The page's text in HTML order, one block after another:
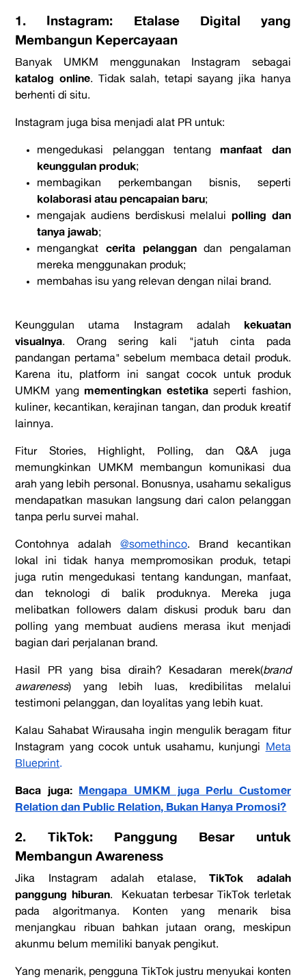
1. Instagram: Etalase Digital yang
Membangun Kepercayaan
Banyak UMKM menggunakan Instagram sebagai
katalog online. Tidak salah, tetapi sayang jika hanya
berhenti di situ.
Instagram juga bisa menjadi alat PR untuk:
mengedukasi pelanggan tentang manfaat dan
keunggulan produk;
membagikan perkembangan bisnis, seperti
kolaborasi atau pencapaian baru;
mengajak audiens berdiskusi melalui polling dan
tanya jawab;
mengangkat cerita pelanggandan pengalaman
mereka menggunakan produk;
membahas isu yang relevan dengan nilai brand.
Keunggulan utama Instagram adalah kekuatan
visualnya. Orang sering kali "jatuh cinta pada
pandangan pertama" sebelum membaca detail produk.
Karena itu, platform ini sangat cocok untuk produk
UMKM yang mementingkan estetikaseperti fashion,
kuliner, kecantikan, kerajinan tangan, dan produk kreatif
lainnya.
Fitur Stories, Highlight, Polling, dan Q&A juga
memungkinkan UMKM membangun komunikasi dua
arah yang lebih personal. Bonusnya, usahamu sekaligus
mendapatkan masukan langsung dari calon pelanggan
tanpa perlu survei mahal.
Contohnya adalah @somethinco. Brand kecantikan
lokal ini tidak hanya mempromosikan produk, tetapi
juga rutin mengedukasi tentang kandungan, manfaat,
dan teknologi di balik produknya. Mereka juga
melibatkan followers dalam diskusi produk baru dan
polling yang membuat audiens merasa ikut menjadi
bagian dari perjalanan brand.
Hasil PR yang bisa diraih? Kesadaran merek(brand
awareness) yang lebih luas, kredibilitas melalui
testimoni pelanggan, dan loyalitas yang lebih kuat.
Kalau Sahabat Wirausaha ingin mengulik beragam fitur
Instagram yang cocok untuk usahamu, kunjungi Meta
Blueprint.
Baca juga: Mengapa UMKM juga Perlu Customer
Relation dan Public Relation, Bukan Hanya Promosi?
2. TikTok: Panggung Besar untuk
Membangun Awareness
Jika Instagram adalah etalase,TikTok adalah
panggung hiburan. Kekuatan terbesar TikTok terletak
pada algoritmanya. Konten yang menarik bisa
menjangkau ribuan bahkan jutaan orang, meskipun
akunmu belum memiliki banyak pengikut.
Yang menarik, pengguna TikTok justru menyukai konten